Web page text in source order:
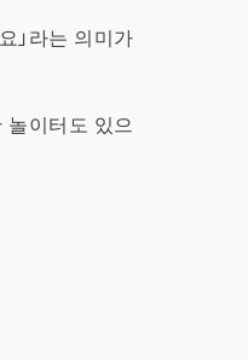
」라는 의미가
이터도 있으